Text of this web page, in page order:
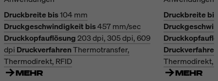
Druckbreite bis104 mm
Druckgeschwindigkeit bis457 mm/sec
Druckkopfauflösung203 dpi, 305 dpi, 609
dpi DruckverfahrenThermotransfer,
Thermodirekt, RFID
MEHR
Druckbreite bis
Druckverfahren
Thermodirekt,
MEHR